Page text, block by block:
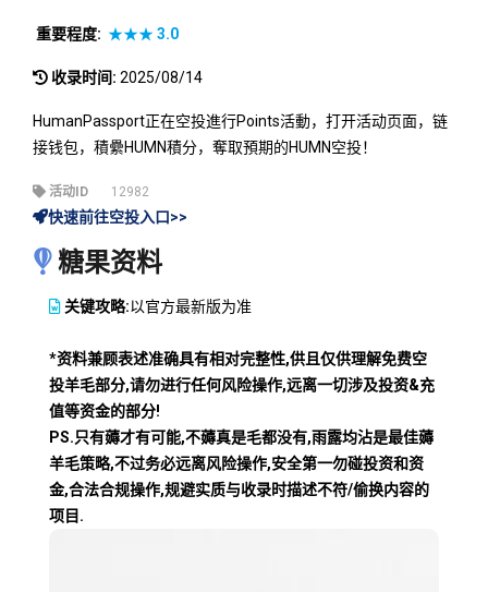
重要程度: ★★★3.0
收录时间: 2025/08/14
HumanPassport正在空投進行Points活動，打开活动页面，链
接钱包，積纍HUMN積分，奪取預期的HUMN空投！
活动ID 12982
快速前往空投入口>>
糖果资料
关键攻略:以官方最新版为准
*资料兼顾表述准确具有相对完整性,供且仅供理解免费空
投羊毛部分,请勿进行任何风险操作,远离一切涉及投资&充
值等资金的部分!
PS.只有薅才有可能,不薅真是毛都没有,雨露均沾是最佳薅
羊毛策略,不过务必远离风险操作,安全第一勿碰投资和资
金,合法合规操作,规避实质与收录时描述不符/偷换内容的
项目.